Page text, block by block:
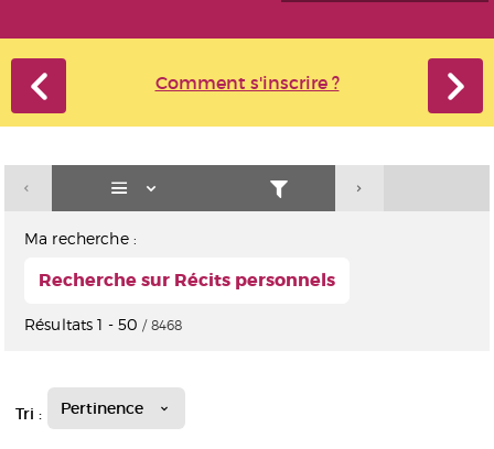
Comment s'inscrire ?
Ma recherche :
Recherche sur Récits personnels
Résultats1 - 50 / 8468
Tri : Pertinence